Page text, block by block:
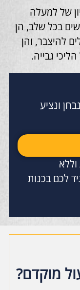
של למעלה
בכל שלב, הן
להיצבר, והן
גבייה.
ונציע
לכם בכנות
מוקדם?